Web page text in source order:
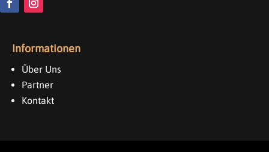
Informationen
Über Uns
Partner
Kontakt